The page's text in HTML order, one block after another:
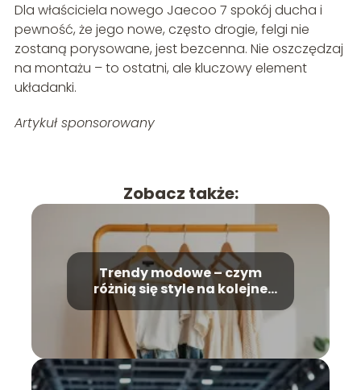
Dla właściciela nowego Jaecoo 7 spokój ducha i
pewność, że jego nowe, często drogie, felgi nie
zostaną porysowane, jest bezcenna. Nie oszczędzaj
na montażu – to ostatni, ale kluczowy element
układanki.
Artykuł sponsorowany
Zobacz także:
Trendy modowe – czym
różnią się style na kolejne